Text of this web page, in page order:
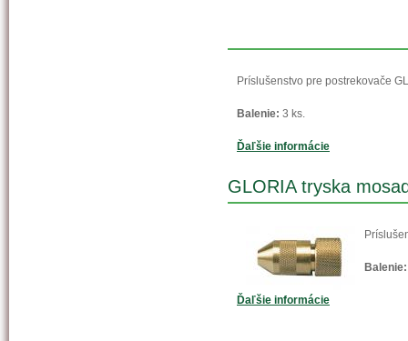
Príslušenstvo pre postrekovače
Balenie: 3 ks.
Ďaľšie informácie
GLORIA tryska
Balenie:
Ďaľšie informácie